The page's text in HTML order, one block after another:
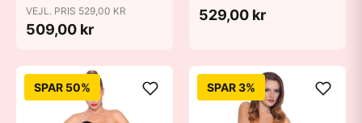
VEJL. PRIS 529,00 KR
509,00 kr
529,00 kr
SPAR 50% SPAR 3%